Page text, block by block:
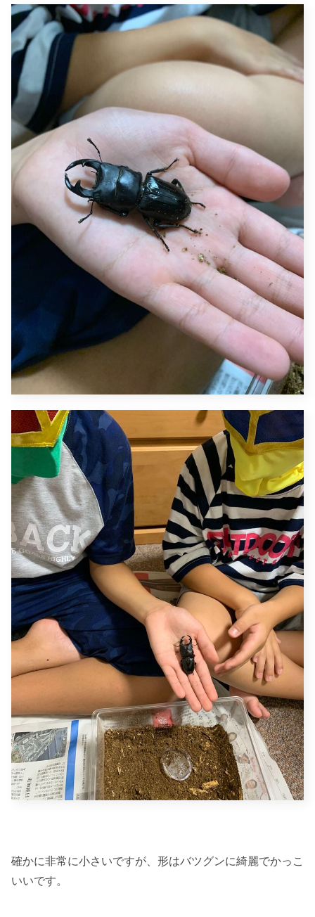
確かに非常に小さいですが、形はバツグンに綺麗でかっこ
いいです。